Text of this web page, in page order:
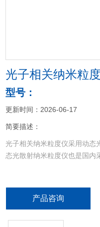
光子相关纳米粒
型号：
更新时间：2026-06-17
简要描述：
光子相关纳米粒度仪采用动态
态光散射纳米粒度仪也是国内
产品咨询